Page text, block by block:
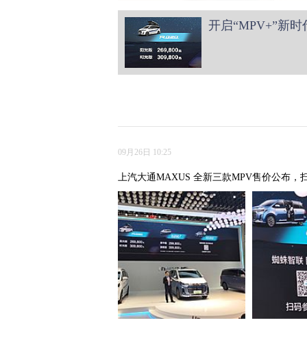
开启“MPV+”新
09月26日 10:25
上汽大通MAXUS 全新三款MPV售价公布，